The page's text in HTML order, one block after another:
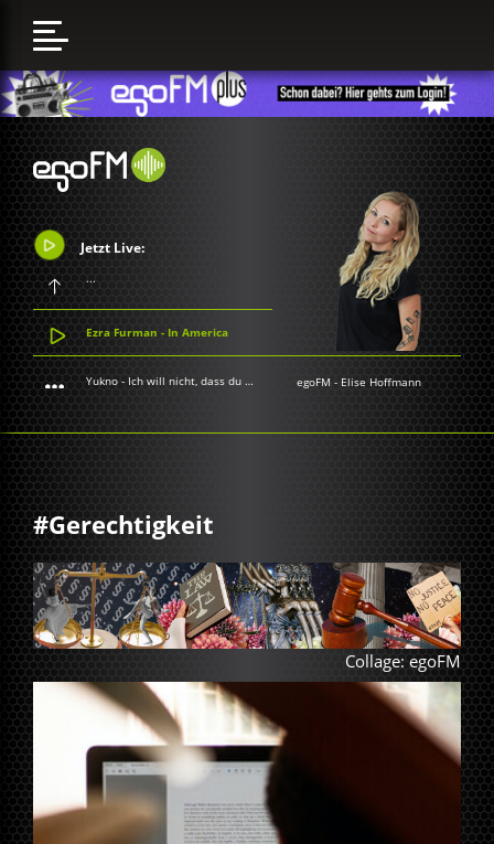
Jetzt Live:
...
Ezra Furman - In America
Yukno - Ich will nicht, dass du mich wieder loslässt egoFM - Elise Hoffmann
#Gerechtigkeit
Collage: egoFM